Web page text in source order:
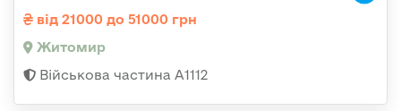
від 21000 до 51000 грн
Житомир
Військова частина А1112